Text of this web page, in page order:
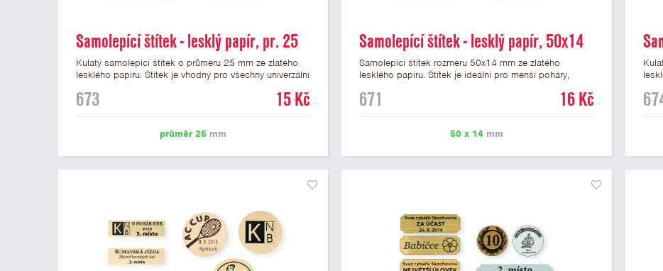
Samolepící štítek - lesklý papír, pr. 25
mm
Kulatý samolepicí štítek o průměru 25 mm ze zlatého
lesklého papíru. Štítek je vhodný pro všechny univerzální
emblém o průměru 25 mm. Na štítek je možné
přiložit v prvním kroku objednávky.
673 15 Kč
průměr 25mm
Samolepící štítek - lesklý papír, 50x14
mm
Samolepicí štítek rozměru 50x14 mm ze zlatého
lesklého papíru. Štítek je ideální pro menší poháry,
možné vytisknout libovolné logo nebo text. U textu
pro výrobu štítku je možné přiložit v prvním kroku
671 16 Kč
50 x 14mm